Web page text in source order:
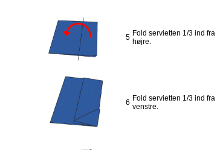
5 Fold servietten 1/3 ind fra
højre.
6 Fold servietten 1/3 ind fra
venstre.